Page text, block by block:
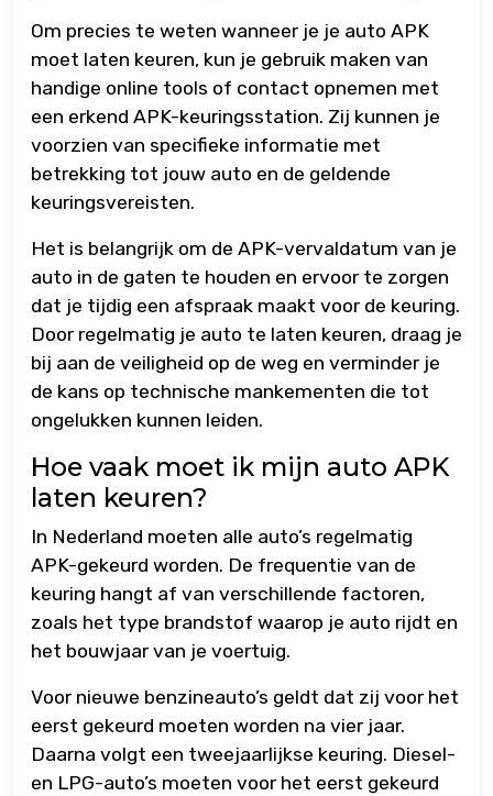
Om precies te weten wanneer je je auto APK
moet laten keuren, kun je gebruik maken van
handige online tools of contact opnemen met
een erkend APK-keuringsstation. Zij kunnen je
voorzien van specifieke informatie met
betrekking tot jouw auto en de geldende
keuringsvereisten.
Het is belangrijk om de APK-vervaldatum van je
auto in de gaten te houden en ervoor te zorgen
dat je tijdig een afspraak maakt voor de keuring.
Door regelmatig je auto te laten keuren, draag je
bij aan de veiligheid op de weg en verminder je
de kans op technische mankementen die tot
ongelukken kunnen leiden.
Hoe vaak moet ik mijn auto APK
laten keuren?
In Nederland moeten alle auto’s regelmatig
APK-gekeurd worden. De frequentie van de
keuring hangt af van verschillende factoren,
zoals het type brandstof waarop je auto rijdt en
het bouwjaar van je voertuig.
Voor nieuwe benzineauto’s geldt dat zij voor het
eerst gekeurd moeten worden na vier jaar.
Daarna volgt een tweejaarlijkse keuring. Diesel-
en LPG-auto’s moeten voor het eerst gekeurd